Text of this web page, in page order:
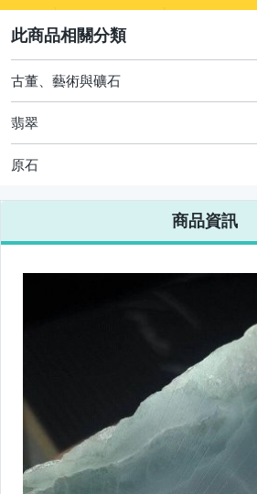
其它
[全店] 周年慶
[全店] 粉絲專享
古董、藝術與礦石
翡翠
原石
商品資訊